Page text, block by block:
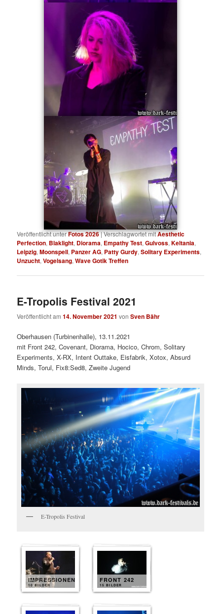
Veröffentlicht unterFotos 2026|Verschlagwortet mitAesthetic
Perfection, Blaklight, Diorama, Empathy Test,Gulvoss,Keltania,
Leipzig,Moonspell, Panzer AG, Patty Gurdy,Solitary Experiments,
Unzucht,Vogelsang,Wave Gotik Treffen
E-Tropolis Festival 2021
Veröffentlicht am14. November 2021 vonSven Bähr
Oberhausen (Turbinenhalle), 13.11.2021
mit Front 242, Covenant, Diorama, Hocico, Chrom, Solitary
Experiments, X-RX, Intent Outtake, Eisfabrik, Xotox, Absurd
Minds, Torul, Fix8:Sed8, Zweite Jugend
E-Tropolis Festival
IMPRESSIONEN
10 BILDER
FRONT 242
15 BILDER